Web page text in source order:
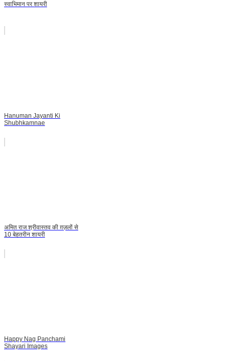
स्वाभिमान पर शायरी
Hanuman Jayanti Ki
Shubhkamnae
अमित राज श्रीवास्तव की ग़ज़लों से
10 बेहतरीन शायरी
Happy Nag Panchami
Shayari Images